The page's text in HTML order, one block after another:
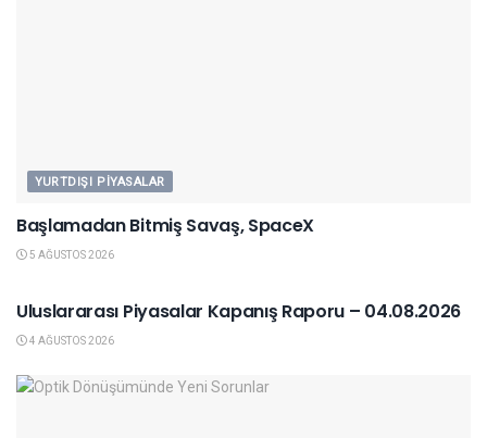
YURTDIŞI PIYASALAR
Başlamadan Bitmiş Savaş, SpaceX
5 AĞUSTOS 2026
Uluslararası Piyasalar Kapanış Raporu – 04.08.2026
4 AĞUSTOS 2026